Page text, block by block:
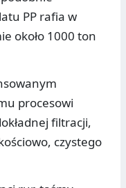
PP rafia w
około 1000 ton
procesowi
filtracji,
czystego